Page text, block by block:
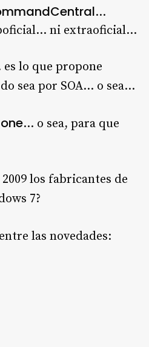
…
ni extraoficial…
lo que propone
sea por SOA… o sea…
… o sea, para que
los fabricantes de
7?
las novedades: